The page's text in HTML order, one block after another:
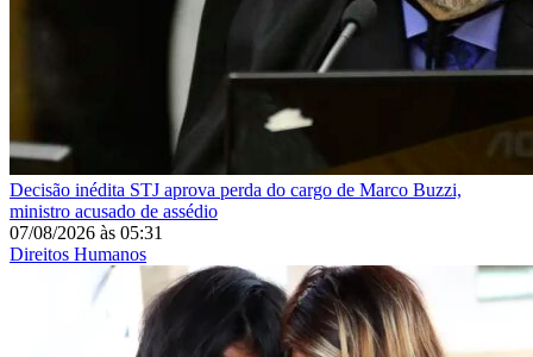
Decisão inédita STJ aprova perda do cargo de Marco Buzzi,
ministro acusado de assédio
07/08/2026 às 05:31
Direitos Humanos